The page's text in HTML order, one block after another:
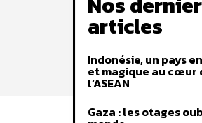
articles
Indonésie, un pays
et magique au cœur
l’ASEAN
Gaza : les otages